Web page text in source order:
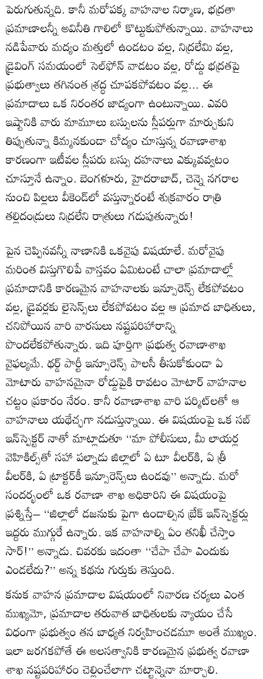
పెరుగుతున్నది. కానీ మరోపక్క వాహనాల నిర్మాణ, భద్రతా
ప్రమాణాలన్నీ అవినీతి గాలిలో కొట్టుకుపోతున్నాయి. వాహనాలు
నడిపేవారు మద్యం మత్తులో ఉండటం వల్ల, నిద్రలేమి వల్ల,
డ్రైవింగ్ సమయంలో సెల్‌ఫోన్ వాడటం వల్ల, రోడ్డు భద్రతపై
ప్రభుత్వాలు తగినంత శ్రద్ధ చూపకపోవటం వల్ల... ఈ
ప్రమాదాలు ఒక నిరంతర జాడ్యంగా ఉంటున్నాయి. ఎవరి
ఇష్టానికి వారు మామూలు బస్సులను స్లీపర్లుగా మార్చుకుని
తిప్పుతున్నా కిమ్మనకుండా చోద్యం చూస్తున్న రవాణాశాఖ
కారణంగా ఇటీవల స్లీపరు బస్సు దహనాలు ఎక్కువవ్వటం
చూస్తూనే ఉన్నాం. బెంగళూరు, హైదరాబాద్, చెన్నై నగరాల
నుంచి పిల్లలు వీకెండ్‌లో వస్తున్నారంటే శుక్రవారం రాత్రి
తల్లిదండ్రులు నిద్రలేని రాత్రులు గడుపుతున్నారు!
పైన చెప్పినవన్నీ నాణానికి ఒకవైపు విషయాలే. మరోవైపు
మరింత విస్తుగొలిపే వాస్తవం ఏమిటంటే చాలా ప్రమాదాల్లో
ప్రమాదానికి కారణమైన వాహనాలకు ఇన్సూరెన్స్ లేకపోవటం
వల్ల, డ్రైవర్లకు లైసెన్స్‌లు లేకపోవటం వల్ల ఆ ప్రమాద బాధితులు,
చనిపోయిన వారి వారసులు నష్టపరిహారాన్ని
పొందలేకపోతున్నారు. ఇది పూర్తిగా ప్రభుత్వ రవాణాశాఖ
వైఫల్యమే. థర్డ్ పార్టీ ఇన్సూరెన్స్ పాలసీ తీసుకోకుండా ఏ
మోటారు వాహనమైనా రోడ్డుపైకి రావటం మోటార్ వాహనాల
చట్టం ప్రకారం నేరం. కానీ రవాణాశాఖ వారి పర్మిట్‌లతో ఆ
వాహనాలు యథేచ్ఛగా నడుస్తున్నాయి. ఈ విషయంపై ఒక సబ్‌
ఇన్‌స్పెక్టర్‌ నాతో మాట్లాడుతూ ‘‘మా పోలీసులు, మీ లాయర్ల
వెహికిల్స్‌తో సహా పల్నాడు జిల్లాలో ఏ టూ వీలర్‌కి, ఏ త్రీ
వీలర్‌కి, ఏ ట్రాక్టర్‌కీ ఇన్సూరెన్స్‌లు ఉండవు’’ అన్నాడు. మరో
సందర్భంలో ఒక రవాణా శాఖ అధికారిని ఈ విషయంపై
ప్రశ్నిస్తే– ‘‘జిల్లాలో డజనుకు పైగా ఉండాల్సిన బ్రేక్ ఇన్‌స్పెక్టర్లు
ఇద్దరు ముగ్గురే ఉన్నారు. ఇక వాహనాల్ని ఏం తనిఖీ చేస్తాం
సార్!’’ అన్నాడు. చివరకు ఇదంతా ‘‘చేపా చేపా ఎందుకు
ఎండలేదు?’’ అన్న కథను గుర్తుకు తెస్తుంది.
కనుక వాహన ప్రమాదాల విషయంలో నివారణ చర్యలు ఎంత
ముఖ్యమో, ప్రమాదాల తరువాత బాధితులకు న్యాయం చేసే
విధంగా ప్రభుత్వం తన బాధ్యత నిర్వహించడమూ అంతే ముఖ్యం.
ఇలా జరగకపోతే ఈ అలసత్వానికి కారణమైన ప్రభుత్వ రవాణా
శాఖ నష్టపరిహారం చెల్లించేలాగా చట్టాన్నైనా మార్చాలి.